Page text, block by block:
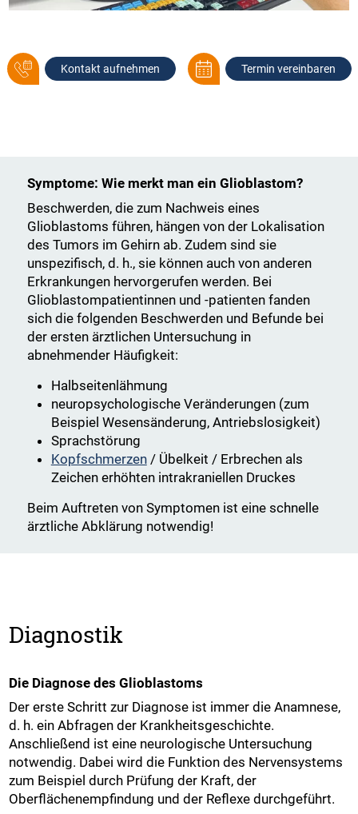
Kontakt aufnehmen Termin vereinbaren
Symptome: Wie merkt man ein Glioblastom?
Beschwerden, die zum Nachweis eines
Glioblastoms führen, hängen von der Lokalisation
des Tumors im Gehirn ab. Zudem sind sie
unspezifisch, d. h., sie können auch von anderen
Erkrankungen hervorgerufen werden. Bei
Glioblastompatientinnen und -patienten fanden
sich die folgenden Beschwerden und Befunde bei
der ersten ärztlichen Untersuchung in
abnehmender Häufigkeit:
Halbseitenlähmung
neuropsychologische Veränderungen (zum
Beispiel Wesensänderung, Antriebslosigkeit)
Sprachstörung
Kopfschmerzen/ Übelkeit / Erbrechen als
Zeichen erhöhten intrakraniellen Druckes
Beim Auftreten von Symptomen ist eine schnelle
ärztliche Abklärung notwendig!
Diagnostik
Die Diagnose des Glioblastoms
Der erste Schritt zur Diagnose ist immer die Anamnese,
d. h. ein Abfragen der Krankheitsgeschichte.
Anschließend ist eine neurologische Untersuchung
notwendig. Dabei wird die Funktion des Nervensystems
zum Beispiel durch Prüfung der Kraft, der
Oberflächenempfindung und der Reflexe durchgeführt.